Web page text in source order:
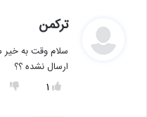
ترکمن
ت
:
سلام وقت به خیر
ارسال نشده ؟؟
1